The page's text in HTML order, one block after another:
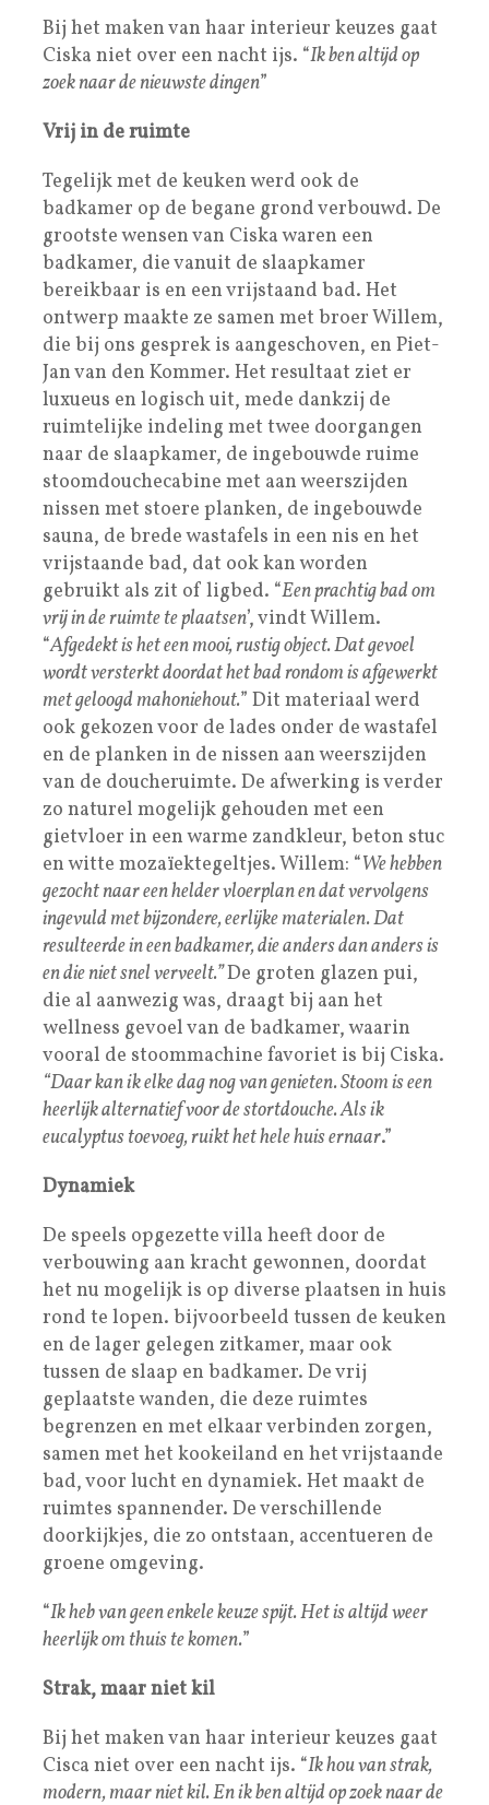
Bij het maken van haar interieur keuzes gaat
Ciska niet over een nacht ijs. “Ik ben altijd op
zoek naar de nieuwste dingen”
Vrij in de ruimte
Tegelijk met de keuken werd ook de
badkamer op de begane grond verbouwd. De
grootste wensen van Ciska waren een
badkamer, die vanuit de slaapkamer
bereikbaar is en een vrijstaand bad. Het
ontwerp maakte ze samen met broer Willem,
die bij ons gesprek is aangeschoven, en Piet-
Jan van den Kommer. Het resultaat ziet er
luxueus en logisch uit, mede dankzij de
ruimtelijke indeling met twee doorgangen
naar de slaapkamer, de ingebouwde ruime
stoomdouchecabine met aan weerszijden
nissen met stoere planken, de ingebouwde
sauna, de brede wastafels in een nis en het
vrijstaande bad, dat ook kan worden
gebruikt als zit of ligbed. “Een prachtig bad om
vrij in de ruimte te plaatsen’, vindt Willem.
“Afgedekt is het een mooi, rustig object. Dat gevoel
wordt versterkt doordat het bad rondom is afgewerkt
met geloogd mahoniehout.” Dit materiaal werd
ook gekozen voor de lades onder de wastafel
en de planken in de nissen aan weerszijden
van de doucheruimte. De afwerking is verder
zo naturel mogelijk gehouden met een
gietvloer in een warme zandkleur, beton stuc
en witte mozaïektegeltjes. Willem: “We hebben
gezocht naar een helder vloerplan en dat vervolgens
ingevuld met bijzondere, eerlijke materialen. Dat
resulteerde in een badkamer, die anders dan anders is
en die niet snel verveelt.”De groten glazen pui,
die al aanwezig was, draagt bij aan het
wellness gevoel van de badkamer, waarin
vooral de stoommachine favoriet is bij Ciska.
“Daar kan ik elke dag nog van genieten. Stoom is een
heerlijk alternatief voor de stortdouche. Als ik
eucalyptus toevoeg, ruikt het hele huis ernaar.”
Dynamiek
De speels opgezette villa heeft door de
verbouwing aan kracht gewonnen, doordat
het nu mogelijk is op diverse plaatsen in huis
rond te lopen. bijvoorbeeld tussen de keuken
en de lager gelegen zitkamer, maar ook
tussen de slaap en badkamer. De vrij
geplaatste wanden, die deze ruimtes
begrenzen en met elkaar verbinden zorgen,
samen met het kookeiland en het vrijstaande
bad, voor lucht en dynamiek. Het maakt de
ruimtes spannender. De verschillende
doorkijkjes, die zo ontstaan, accentueren de
groene omgeving.
“Ik heb van geen enkele keuze spijt. Het is altijd weer
heerlijk om thuis te komen.”
Strak, maar niet kil
Bij het maken van haar interieur keuzes gaat
Cisca niet over een nacht ijs. “Ik hou van strak,
modern, maar niet kil. En ik ben altijd op zoek naar de